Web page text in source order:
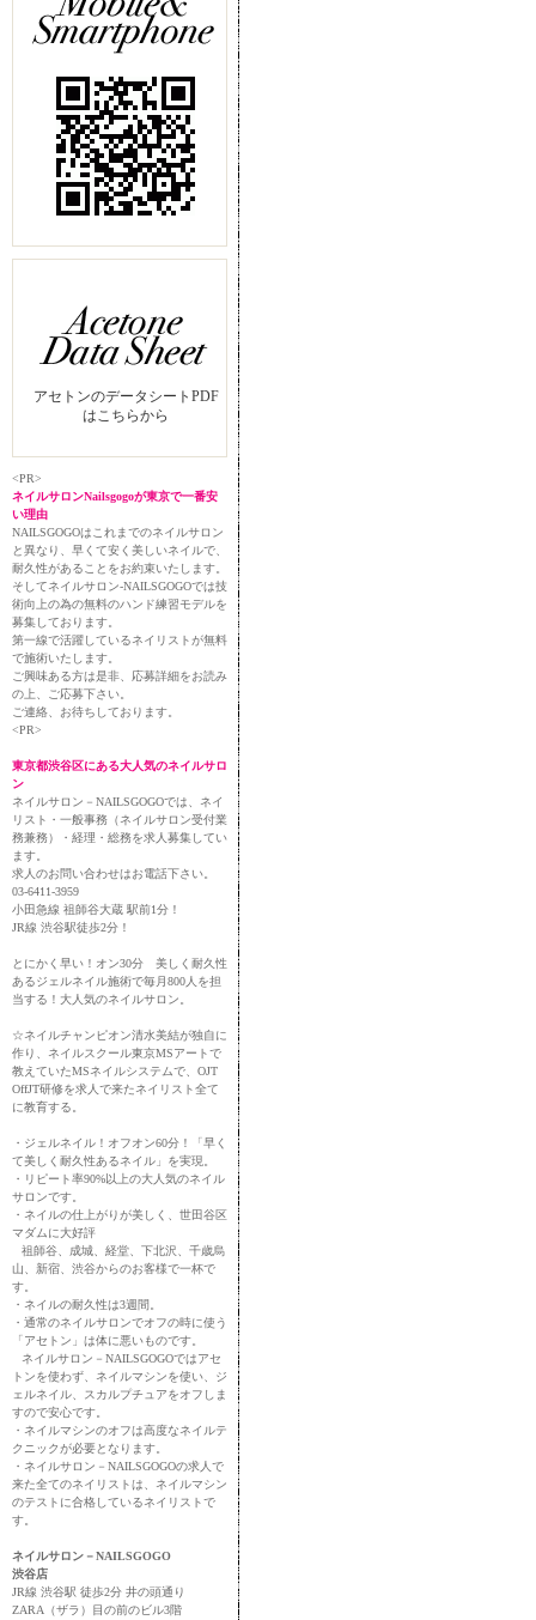
アセトンのデータシートPDF
はこちらから
<PR>
ネイルサロンNailsgogoが東京で一番安
い理由
NAILSGOGOはこれまでのネイルサロン
と異なり、早くて安く美しいネイルで、
耐久性があることをお約束いたします。
そしてネイルサロン-NAILSGOGOでは技
術向上の為の無料のハンド練習モデルを
募集しております。
第一線で活躍しているネイリストが無料
で施術いたします。
ご興味ある方は是非、応募詳細をお読み
の上、ご応募下さい。
ご連絡、お待ちしております。
<PR>
東京都渋谷区にある大人気のネイルサロ
ン
ネイルサロン－NAILSGOGOでは、ネイ
リスト・一般事務（ネイルサロン受付業
務兼務）・経理・総務を求人募集してい
ます。
求人のお問い合わせはお電話下さい。
03-6411-3959
小田急線 祖師谷大蔵 駅前1分！
JR線 渋谷駅徒歩2分！
とにかく早い！オン30分 美しく耐久性
あるジェルネイル施術で毎月800人を担
当する！大人気のネイルサロン。
☆ネイルチャンピオン清水美結が独自に
作り、ネイルスクール東京MSアートで
教えていたMSネイルシステムで、OJT
OffJT研修を求人で来たネイリスト全て
に教育する。
・ジェルネイル！オフオン60分！「早く
て美しく耐久性あるネイル」を実現。
・リピート率90%以上の大人気のネイル
サロンです。
・ネイルの仕上がりが美しく、世田谷区
マダムに大好評
祖師谷、成城、経堂、下北沢、千歳烏
山、新宿、渋谷からのお客様で一杯で
す。
・ネイルの耐久性は3週間。
・通常のネイルサロンでオフの時に使う
「アセトン」は体に悪いものです。
ネイルサロン－NAILSGOGOではアセ
トンを使わず、ネイルマシンを使い、ジ
ェルネイル、スカルプチュアをオフしま
すので安心です。
・ネイルマシンのオフは高度なネイルテ
クニックが必要となります。
・ネイルサロン－NAILSGOGOの求人で
来た全てのネイリストは、ネイルマシン
のテストに合格しているネイリストで
す。
ネイルサロン－NAILSGOGO
渋谷店
JR線 渋谷駅 徒歩2分 井の頭通り
ZARA（ザラ）目の前のビル3階